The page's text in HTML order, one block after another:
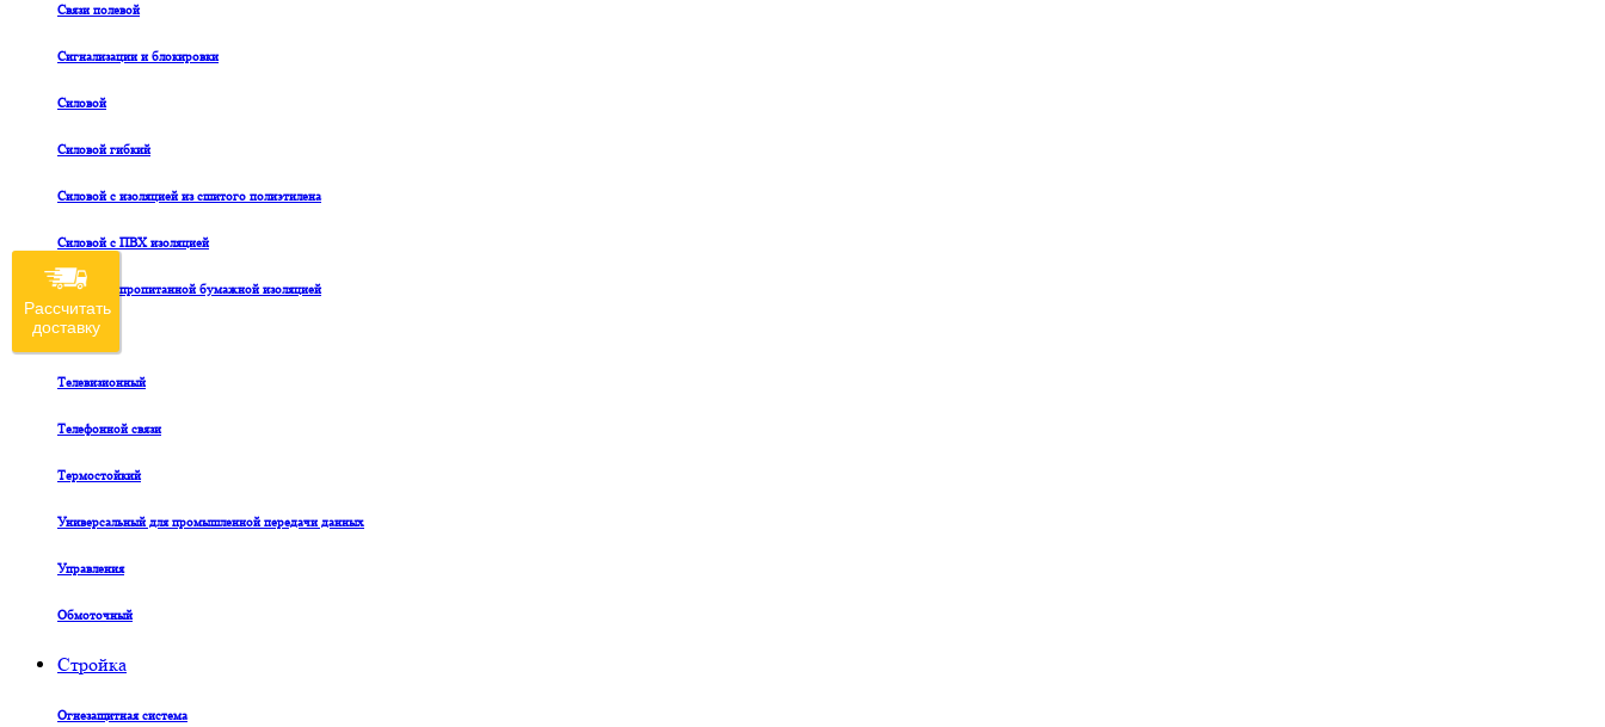
Связи полевой
Сигнализации и блокировки
Силовой
Силовой гибкий
Силовой с изоляцией из сшитого полиэтилена
Силовой с ПВХ изоляцией
Силовой с пропитанной бумажной изоляцией
Судовой
Телевизионный
Телефонной связи
Термостойкий
Универсальный для промышленной передачи данных
Управления
Обмоточный
Стройка
Огнезащитная система
Рассчитать
доставку